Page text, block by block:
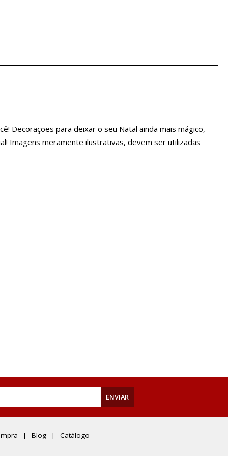
Decorações para deixar o seu Natal ainda mais mágico,
Imagens meramente ilustrativas, devem ser utilizadas
ENVIAR
Blog Catálogo